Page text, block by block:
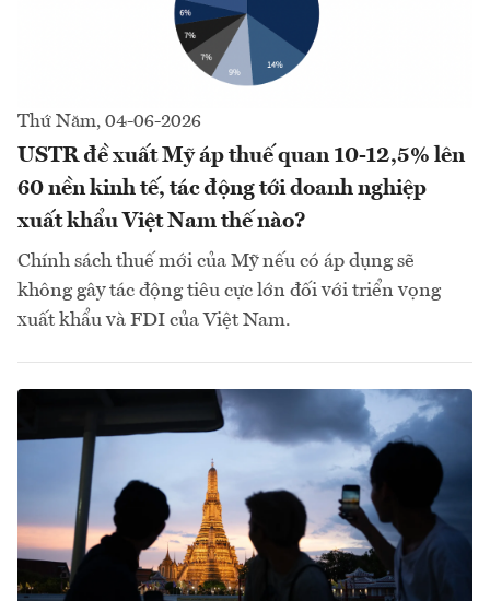
Thứ Năm, 04-06-2026
USTR đề xuất Mỹ áp thuế quan 10-12,5% lên
60 nền kinh tế, tác động tới doanh nghiệp
xuất khẩu Việt Nam thế nào?
Chính sách thuế mới của Mỹ nếu có áp dụng sẽ
không gây tác động tiêu cực lớn đối với triển vọng
xuất khẩu và FDI của Việt Nam.